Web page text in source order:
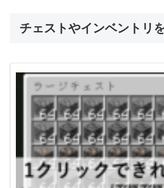
チェストやインベントリ